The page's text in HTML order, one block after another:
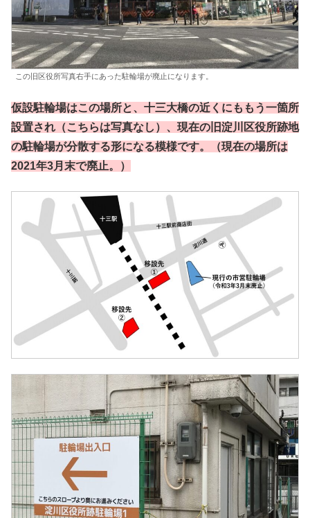
この旧区役所写真右手にあった駐輪場が廃止になります。
仮設駐輪場はこの場所と、十三大橋の近くにももう一箇所
設置され（こちらは写真なし）、現在の旧淀川区役所跡地
の駐輪場が分散する形になる模様です。（現在の場所は
2021年3月末で廃止。）